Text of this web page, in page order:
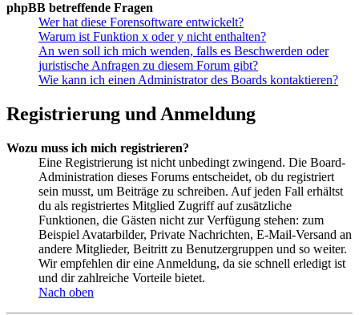
phpBB betreffende Fragen
Wer hat diese Forensoftware entwickelt?
Warum ist Funktion x oder y nicht enthalten?
An wen soll ich mich wenden, falls es Beschwerden oder
juristische Anfragen zu diesem Forum gibt?
Wie kann ich einen Administrator des Boards kontaktieren?
Registrierung und Anmeldung
Wozu muss ich mich registrieren?
Eine Registrierung ist nicht unbedingt zwingend. Die Board-
Administration dieses Forums entscheidet, ob du registriert
sein musst, um Beiträge zu schreiben. Auf jeden Fall erhältst
du als registriertes Mitglied Zugriff auf zusätzliche
Funktionen, die Gästen nicht zur Verfügung stehen: zum
Beispiel Avatarbilder, Private Nachrichten, E-Mail-Versand an
andere Mitglieder, Beitritt zu Benutzergruppen und so weiter.
Wir empfehlen dir eine Anmeldung, da sie schnell erledigt ist
und dir zahlreiche Vorteile bietet.
Nach oben